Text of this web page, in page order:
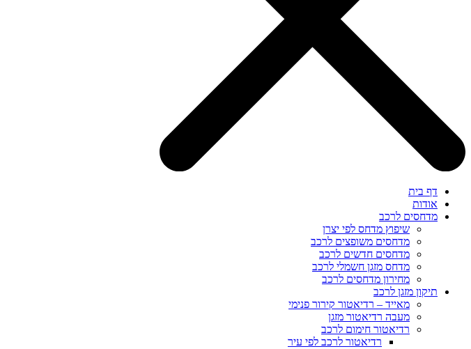
דף בית
אודות
מדחסים לרכב
שיפוץ מדחס לפי יצרן
מדחסים משופצים לרכב
מדחסים חדשים לרכב
מדחס מזגן חשמלי לרכב
מחירון מדחסים לרכב
תיקון מזגן לרכב
מאייד – רדיאטור קירור פנימי
מעבה רדיאטור מזגן
רדיאטור חימום לרכב
רדיאטור לרכב לפי עיר